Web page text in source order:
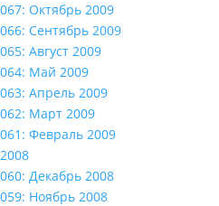
067: Октябрь 2009
066: Сентябрь 2009
065: Август 2009
064: Май 2009
063: Апрель 2009
062: Март 2009
061: Февраль 2009
2008
060: Декабрь 2008
059: Ноябрь 2008